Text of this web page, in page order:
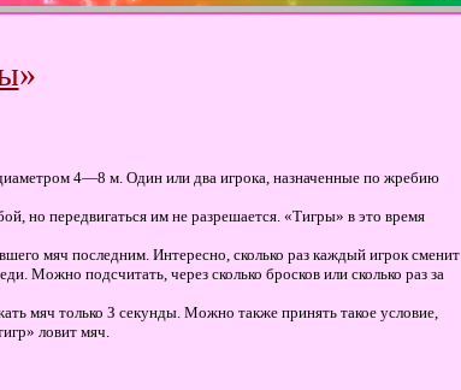
»
4—8 м. Один или два игрока, назначенные по жребию
но передвигаться им не разрешается. «Тигры» в это время
мяч последним. Интересно, сколько раз каждый игрок сменит
Можно подсчитать, через сколько бросков или сколько раз за
мяч только З секунды. Можно также принять такое условие,
ловит мяч.